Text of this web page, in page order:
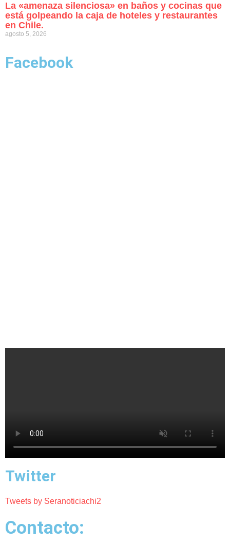
La «amenaza silenciosa» en baños y cocinas que
está golpeando la caja de hoteles y restaurantes
en Chile.
agosto 5, 2026
Facebook
Twitter
Tweets by Seranoticiachi2
Contacto: